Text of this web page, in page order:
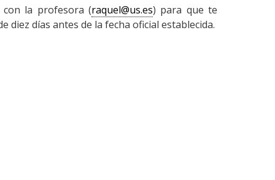
con la profesora (raquel@us.es) para que te
días antes de la fecha oficial establecida.